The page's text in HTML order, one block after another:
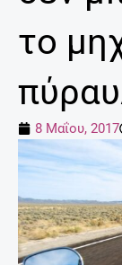
το
8 Μαΐου, 2017